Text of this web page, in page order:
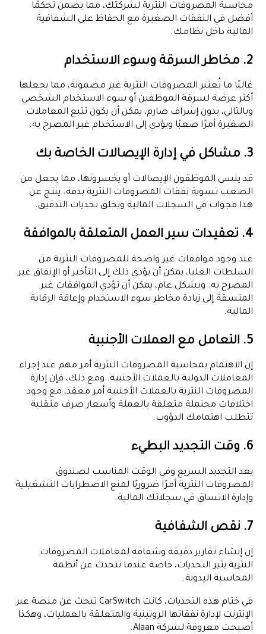
محاسبة المصروفات النثرية لشركتك، مما يضمن تحكمًا
أفضل في النفقات الصغيرة مع الحفاظ على الشفافية
المالية داخل نظامك.
2. مخاطر السرقة وسوء الاستخدام
غالبًا ما تُعتبر المصروفات النثرية غير مضمونة، مما يجعلها
أكثر عرضة لسرقة الموظفين أو سوء الاستخدام الشخصي.
وبالتالي، بدون إشراف صارم، يمكن أن يكون تتبع المعاملات
الصغيرة أمرًا صعبًا ويؤدي إلى الاستخدام غير المصرح به.
3. مشاكل في إدارة الإيصالات الخاصة بك
قد ينسى الموظفون الإيصالات أو يخسرونها، مما يجعل من
الصعب تسوية نفقات المصروفات النثرية بدقة. ينتج عن
هذا فجوات في السجلات المالية ويخلق تحديات التدقيق.
4. تعقيدات سير العمل المتعلقة بالموافقة
عند وجود موافقات غير واضحة للمصروفات النثرية من
السلطات العليا، يمكن أن يؤدي ذلك إلى التأخير أو الإنفاق غير
المصرح به. وبشكل عام، يمكن أن تؤدي الموافقات غير
المتسقة إلى زيادة مخاطر سوء الاستخدام وإعاقة الرقابة
المالية.
5. التعامل مع العملات الأجنبية
إن الاهتمام بمحاسبة المصروفات النثرية أمر مهم عند إجراء
المعاملات الدولية بالعملات الأجنبية. ومع ذلك، فإن إدارة
المصروفات النثرية بالعملات الأجنبية أمر معقد، مع وجود
اختلافات محتملة متعلقة بالعملة وأسعار صرف متقلبة
تتطلب اهتمامك الدؤوب.
6. وقت التجديد البطيء
يعد التجديد السريع وفي الوقت المناسب لصندوق
المصروفات النثرية أمرًا ضروريًا لمنع الاضطرابات التشغيلية
وإدارة الاتساق في سجلاتك المالية.
7. نقص الشفافية
إن إنشاء تقارير دقيقة وشفافة لمعاملات المصروفات
النثرية يثير التحديات، خاصة عندما تتحدث عن أنظمة
المحاسبة اليدوية.
في ختام هذه التحديات، كانت CarSwitch تبحث عن منصة عبر
الإنترنت لإدارة نفقاتها الروتينية والمتعلقة بالعمليات، وهكذا
أصبحت معروفة لشركة Alaan.